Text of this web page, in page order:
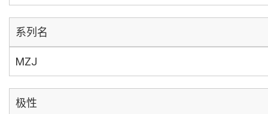
系列名
MZJ
极性